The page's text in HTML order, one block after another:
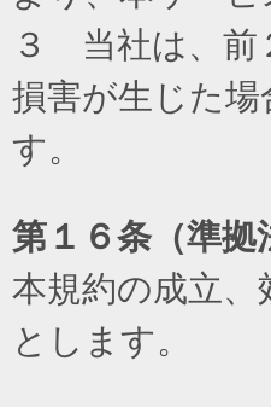
３ 当社は、前
損害が生じた
す。
第１６条（準拠
本規約の成立
とします。